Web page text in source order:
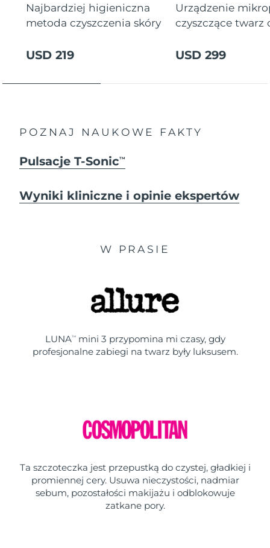
Najbardziej higieniczna
metoda czyszczenia skóry
USD 219
Urządzenie
czyszczące twarz
USD 299
POZNAJ NAUKOWE FAKTY
Pulsacje T-SonicTM
Wyniki kliniczne i opinie ekspertów
W PRASIE
LUNATMmini 3 przypomina mi czasy, gdy
profesjonalne zabiegi na twarz były luksusem.
Ta szczoteczka jest przepustką do czystej, gładkiej i
promiennej cery. Usuwa nieczystości, nadmiar
sebum, pozostałości makijażu i odblokowuje
zatkane pory.